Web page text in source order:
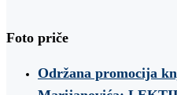
Foto priče
Održana promocija